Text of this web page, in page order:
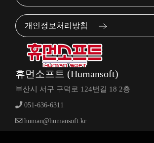
개인정보처리방침
휴먼소프트 (Humansoft)
부산시 서구 구덕로 124번길 18 2층
051-636-6311
human@humansoft.kr